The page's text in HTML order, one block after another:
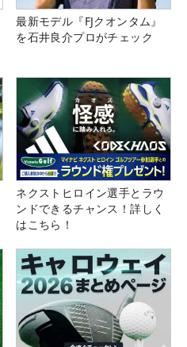
最新モデル『FJクオンタム』
を石井良介プロがチェック
ネクストヒロイン選手とラウ
ンドできるチャンス！詳しく
はこちら！